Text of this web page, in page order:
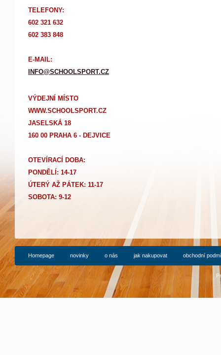
TELEFONY:
602 321 632
602 383 848
E-MAIL:
INFO@SCHOOLSPORT.CZ
VÝDEJNÍ MÍSTO
WWW.SCHOOLSPORT.CZ
JASELSKÁ 18
160 00 PRAHA 6 - DEJVICE
OTEVÍRACÍ DOBA:
PONDĚLÍ: 14-17
ÚTERÝ AŽ PÁTEK: 11-17
SOBOTA: 9-12
Homepage novinky o nás jak nakupovat obchodní